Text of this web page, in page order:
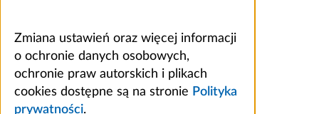
Zmiana ustawień oraz więcej informacji
o ochronie danych osobowych,
ochronie praw autorskich i plikach
cookies dostępne są na stronie Polityka
prywatności.